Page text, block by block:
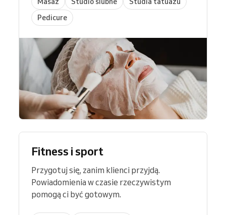
Pedicure
Fitness i sport
Przygotuj się, zanim klienci przyjdą.
Powiadomienia w czasie rzeczywistym
pomogą ci być gotowym.